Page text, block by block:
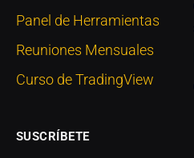
Panel de Herramientas
Reuniones Mensuales
Curso de TradingView
SUSCRÍBETE